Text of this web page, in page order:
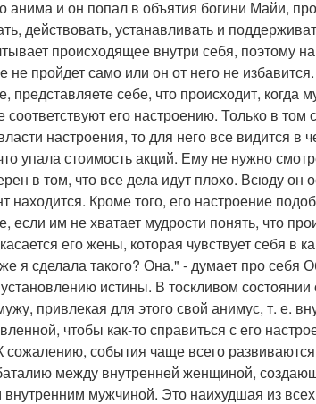
анима и он попал в объятия богини Майи,
действовать, устанавливать и
происходящее внутри себя, поэтому
не пройдет само или он от него не избавится.
представляете себе, что происходит,
соответствуют его настроению. Только в том
настроения, то для него все видится
упала стоимость акций. Ему не нужно
в том, что все дела идут плохо. Всюду он
находится. Кроме того, его настроение
если им не хватает мудрости понять, что
его жены, которая чувствует себя в
я сделала такого? Она." - думает про себя
истины. В тоскливом
привлекая для этого свой анимус, т. е.
чтобы как-то справиться с его
сожалению, события чаще всего
между внутренней женщиной,
мужчиной. Это наихудшая из